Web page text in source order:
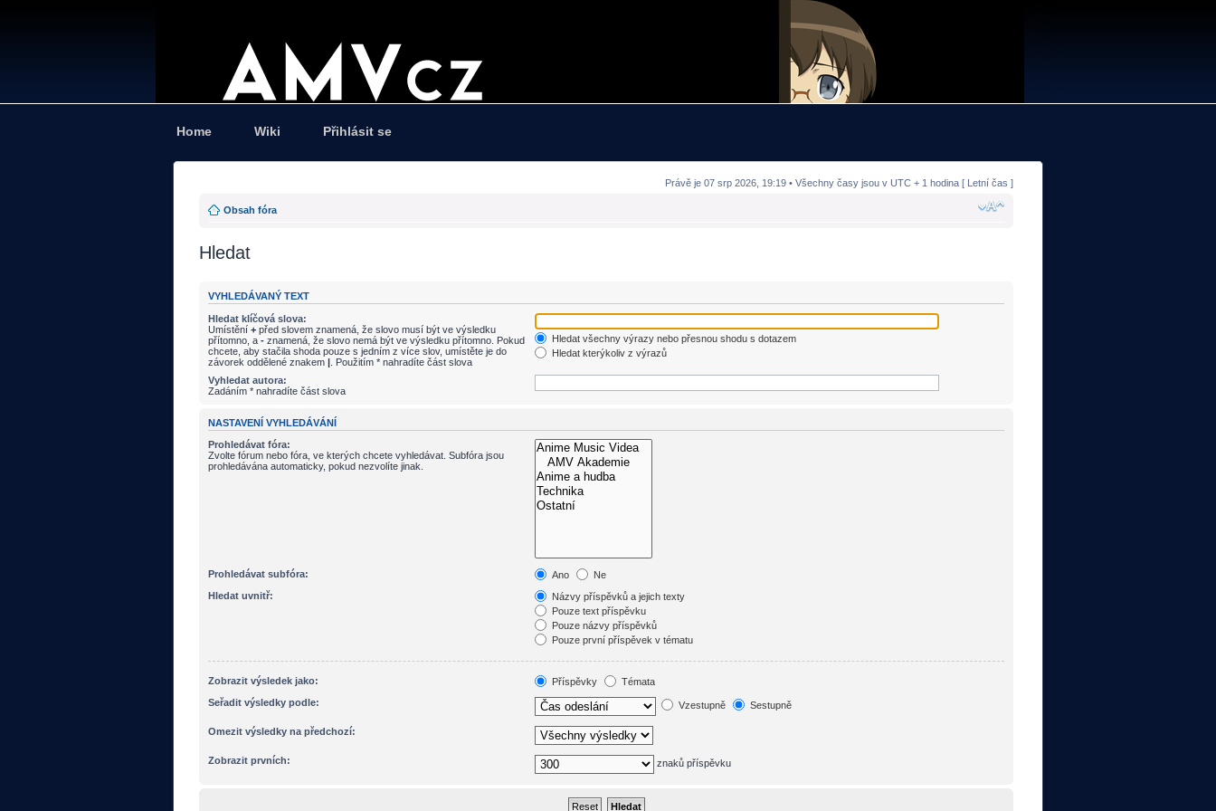
Home Wiki Přihlásit se
Právě je 07 srp 2026, 19:19 • Všechny časy jsou v UTC + 1 hodina [ Letní čas ]
Obsah fóra
Hledat
VYHLEDÁVANÝ TEXT
Hledat klíčová slova:
Umístění + před slovem znamená, že slovo musí být ve výsledku
přítomno, a - znamená, že slovo nemá být ve výsledku přítomno. Pokud
chcete, aby stačila shoda pouze s jedním z více slov, umístěte je do
závorek oddělené znakem | . Použitím * nahradíte část slova
Hledat všechny výrazy nebo přesnou shodu s dotazem
Hledat kterýkoliv z výrazů
Vyhledat autora:
Zadáním * nahradíte část slova
NASTAVENÍ VYHLEDÁVÁNÍ
Prohledávat fóra:
Zvolte fórum nebo fóra, ve kterých chcete vyhledávat. Subfóra jsou
prohledávána automaticky, pokud nezvolíte jinak.
Prohledávat subfóra: Ano
Ne
Hledat uvnitř:
Názvy příspěvků a jejich texty
Pouze text příspěvku
Pouze názvy příspěvků
Pouze první příspěvek v tématu
Zobrazit výsledek jako: Příspěvky
Témata
Seřadit výsledky podle:
Vzestupně Sestupně
Omezit výsledky na předchozí:
Zobrazit prvních: znaků příspěvku